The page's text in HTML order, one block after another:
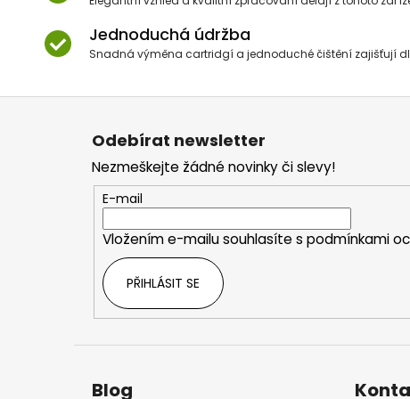
Jednoduchá údržba
Snadná výměna cartridgí a jednoduché čištění zajišťují
Z
Odebírat newsletter
Nezmeškejte žádné novinky či slevy!
E-mail
Vložením e-mailu souhlasíte s podmínkami
PŘIHLÁSIT SE
Blog